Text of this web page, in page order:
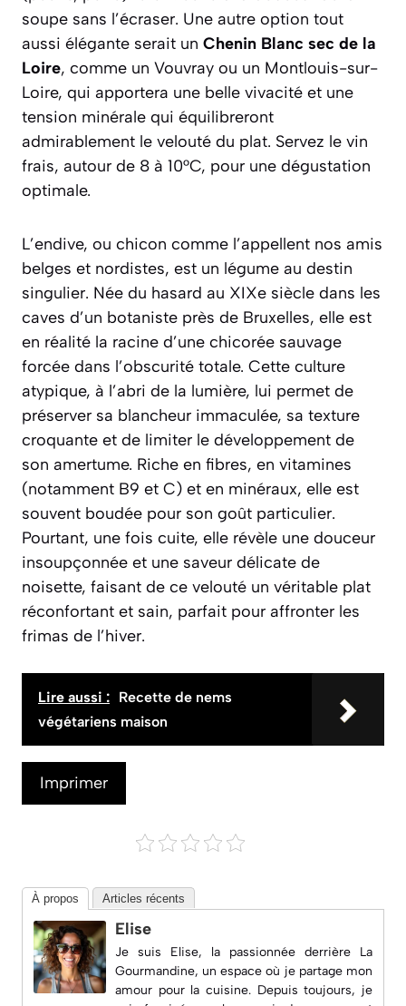
soupe sans l’écraser. Une autre option tout
aussi élégante serait un Chenin Blanc sec de la
Loire, comme un Vouvray ou un Montlouis-sur-
Loire, qui apportera une belle vivacité et une
tension minérale qui équilibreront
admirablement le velouté du plat. Servez le vin
frais, autour de 8 à 10°C, pour une dégustation
optimale.
L’endive, ou chicon comme l’appellent nos amis
belges et nordistes, est un légume au destin
singulier. Née du hasard au XIXe siècle dans les
caves d’un botaniste près de Bruxelles, elle est
en réalité la racine d’une chicorée sauvage
forcée dans l’obscurité totale. Cette culture
atypique, à l’abri de la lumière, lui permet de
préserver sa blancheur immaculée, sa texture
croquante et de limiter le développement de
son amertume. Riche en fibres, en vitamines
(notamment B9 et C) et en minéraux, elle est
souvent boudée pour son goût particulier.
Pourtant, une fois cuite, elle révèle une douceur
insoupçonnée et une saveur délicate de
noisette, faisant de ce velouté un véritable plat
réconfortant et sain, parfait pour affronter les
frimas de l’hiver.
Lire aussi : Recette de nems
végétariens maison
Imprimer
À propos Articles récents
Elise
Je suis Elise, la passionnée derrière La
Gourmandine, un espace où je partage mon
amour pour la cuisine. Depuis toujours, je